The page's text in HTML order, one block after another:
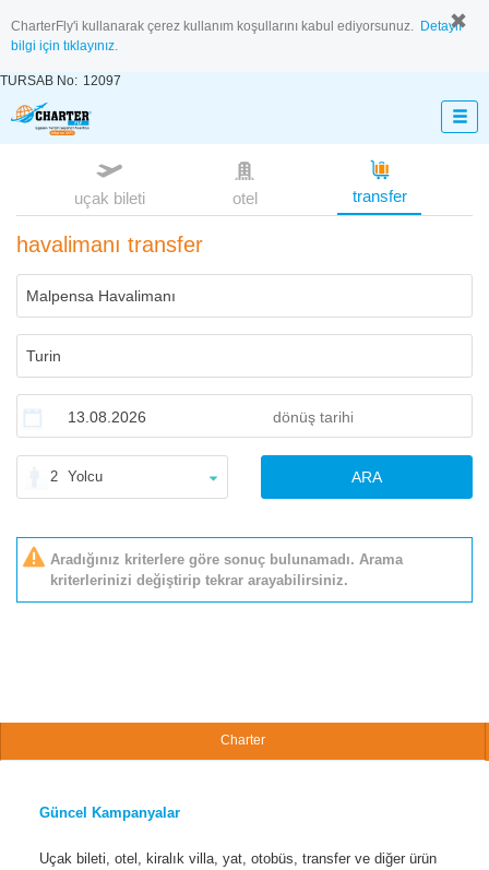
CharterFly'i kullanarak çerez kullanım koşullarını kabul ediyorsunuz. Detaylı
bilgi için tıklayınız.
TURSAB No: 12097
uçak bileti otel transfer
havalimanı transfer
2 Yolcu ARA
Aradığınız kriterlere göre sonuç bulunamadı. Arama
kriterlerinizi değiştirip tekrar arayabilirsiniz.
Charter
Güncel Kampanyalar
Uçak bileti, otel, kiralık villa, yat, otobüs, transfer ve diğer ürün